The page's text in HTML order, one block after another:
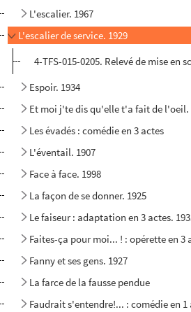
L'escalier. 1967
L'escalier de service. 1929
4-TFS-015-0205. Relevé de mise en
Espoir. 1934
Et moi j'te dis qu'elle t'a fait de l'oeil.
Les évadés : comédie en 3 actes
L'éventail. 1907
Face à face. 1998
La façon de se donner. 1925
Le faiseur : adaptation en 3 actes.
Faites-ça pour moi... ! : opérette en 3
Fanny et ses gens. 1927
La farce de la fausse pendue
Faudrait s'entendre!... : comédie en 1